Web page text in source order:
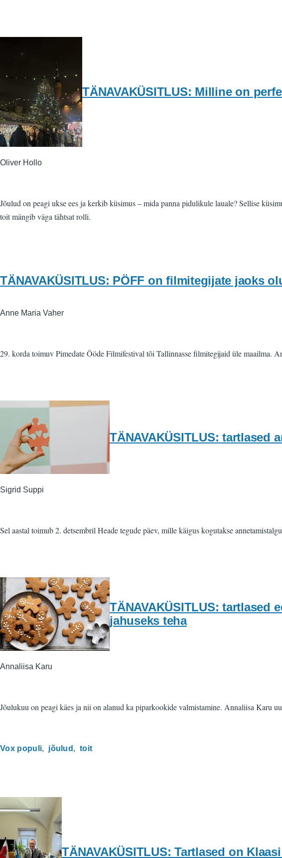
TÄNAVAKÜSITLUS: Milline on
Oliver Hollo
Jõulud on peagi ukse ees ja kerkib küsimus – mida panna pidulikule lauale? Sellise
toit mängib väga tähtsat rolli.
TÄNAVAKÜSITLUS: PÖFF on filmitegijate jaoks
Anne Maria Vaher
29. korda toimuv Pimedate Ööde Filmifestival tõi Tallinnasse filmitegijaid üle maailma.
TÄNAVAKÜSITLUS: tartlased
Sigrid Suppi
Sel aastal toimub 2. detsembril Heade tegude päev, mille käigus kogutakse
TÄNAVAKÜSITLUS: tartlased
jahuseks teha
Annaliisa Karu
Jõulukuu on peagi käes ja nii on alanud ka piparkookide valmistamine. Annaliisa Karu
Vox populi jõulud toit
TÄNAVAKÜSITLUS: Tartlased on